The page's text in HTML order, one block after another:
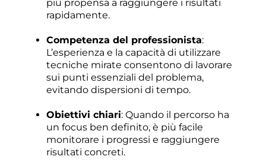
più propensa a raggiungere i risultati
rapidamente.
Competenza del professionista:
L’esperienza e la capacità di utilizzare
tecniche mirate consentono di lavorare
sui punti essenziali del problema,
evitando dispersioni di tempo.
Obiettivi chiari: Quando il percorso ha
un focus ben definito, è più facile
monitorare i progressi e raggiungere
risultati concreti.